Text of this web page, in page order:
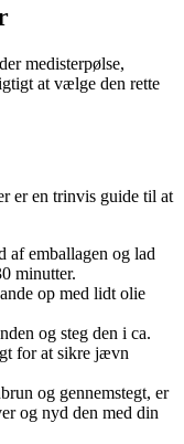
medisterpølse,
at vælge den rette
er en trinvis guide til at
af emballagen og lad
minutter.
op med lidt olie
og steg den i ca.
for at sikre jævn
og gennemstegt, er
og nyd den med din